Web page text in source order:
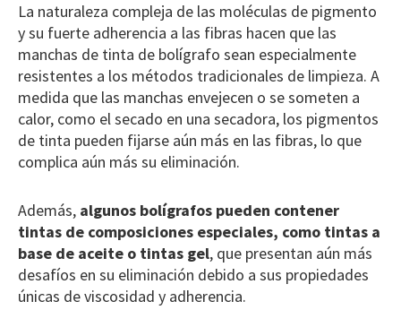
La naturaleza compleja de las moléculas de pigmento
y su fuerte adherencia a las fibras hacen que las
manchas de tinta de bolígrafo sean especialmente
resistentes a los métodos tradicionales de limpieza. A
medida que las manchas envejecen o se someten a
calor, como el secado en una secadora, los pigmentos
de tinta pueden fijarse aún más en las fibras, lo que
complica aún más su eliminación.
Además, algunos bolígrafos pueden contener
tintas de composiciones especiales, como tintas a
base de aceite o tintas gel, que presentan aún más
desafíos en su eliminación debido a sus propiedades
únicas de viscosidad y adherencia.